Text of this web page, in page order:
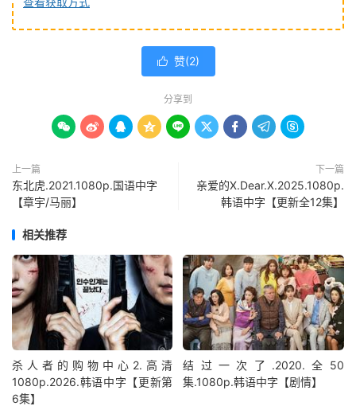
 赞(2)
分享到
        
上一篇
东北虎.2021.1080p.国语中字
【章宇/马丽】
下一篇
亲爱的X.Dear.X.2025.1080p.
韩语中字【更新全12集】
相关推荐
杀人者的购物中心2.高清
1080p.2026.韩语中字【更新第
6集】
结过一次了.2020.全50
集.1080p.韩语中字【剧情】